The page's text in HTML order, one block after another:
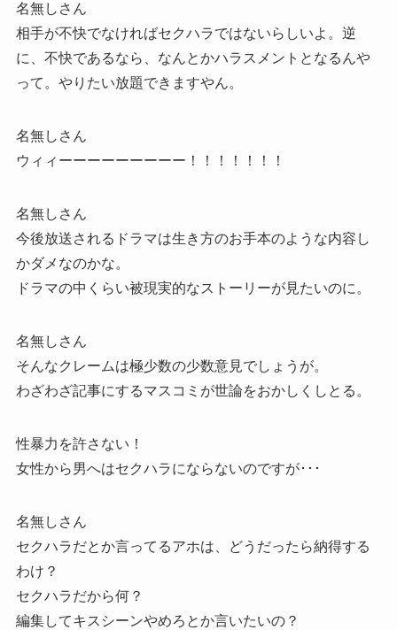
名無しさん
相手が不快でなければセクハラではないらしいよ。逆
に、不快であるなら、なんとかハラスメントとなるんや
って。やりたい放題できますやん。
名無しさん
ウィィーーーーーーーーー！！！！！！！
名無しさん
今後放送されるドラマは生き方のお手本のような内容し
かダメなのかな。
ドラマの中くらい被現実的なストーリーが見たいのに。
名無しさん
そんなクレームは極少数の少数意見でしょうが。
わざわざ記事にするマスコミが世論をおかしくしとる。
性暴力を許さない！
女性から男へはセクハラにならないのですが･･･
名無しさん
セクハラだとか言ってるアホは、どうだったら納得する
わけ？
セクハラだから何？
編集してキスシーンやめろとか言いたいの？